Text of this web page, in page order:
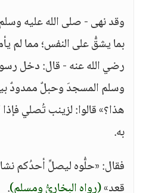
وقد نهى - صلى الله عليه
بما يشقُّ على النفس؛ مما لم
رضي الله عنه - قال: دخل
وسلم المسجدَ وحبلٌ ممدودٌ
هذا؟» قالوا: لزينب تُصلي
به.
فقال: «حلُّوه ليصلِّ أحدُكم
قعد»(رواه البخاريُّ ومسلم).